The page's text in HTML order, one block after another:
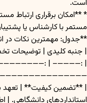
است.
* **امکان برقراری ارتباط
مستمر با کارشناس یا
**جدول: مهمترین نکات در
| جنبه کلیدی | توضیحات
| :
|
| **تضمین کیفیت** | تعهد
استانداردهای دانشگاهی. |